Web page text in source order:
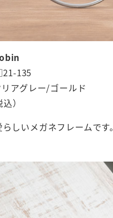
135
アグレー/ゴールド
）
しいメガネフレームです。